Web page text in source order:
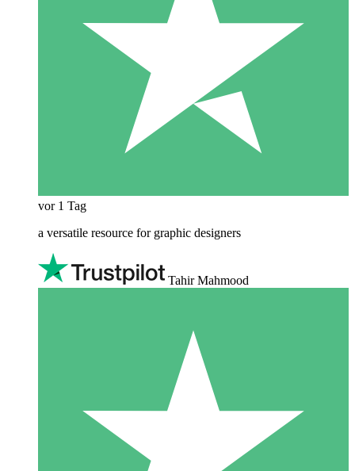
vor 1 Tag
a versatile resource for graphic designers
Tahir Mahmood